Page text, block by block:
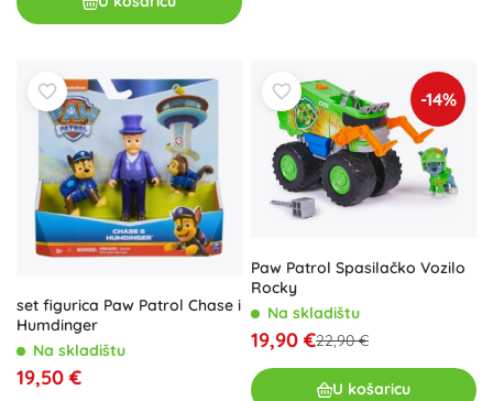
set figurica Paw Patrol Chase i
Humdinger
Na skladištu
19,50 €
-14%
Paw Patrol Spasilačko Vozilo
Rocky
Na skladištu
19,90 €22,90 €
U košaricu